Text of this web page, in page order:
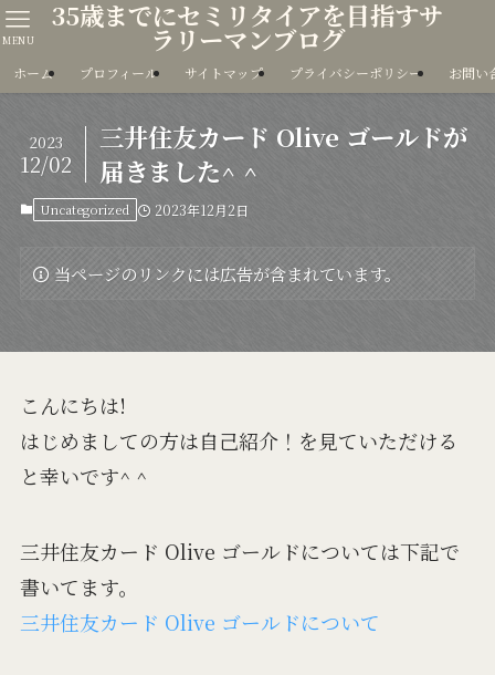
35歳までにセミリタイアを目指すサ
ラリーマンブログ
MENU
ホーム プロフィール サイトマップ プライバシーポリシー お問い
三井住友カード Olive ゴールドが
届きました^ ^
2023
12/02
Uncategorized 2023年12月2日
当ページのリンクには広告が含まれています。
こんにちは!
はじめましての方は自己紹介！を見ていただける
と幸いです^ ^
三井住友カード Olive ゴールドについては下記で
書いてます。
三井住友カード Olive ゴールドについて